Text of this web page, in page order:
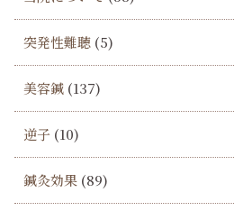
突発性難聴 (5)
美容鍼 (137)
逆子 (10)
鍼灸効果 (89)